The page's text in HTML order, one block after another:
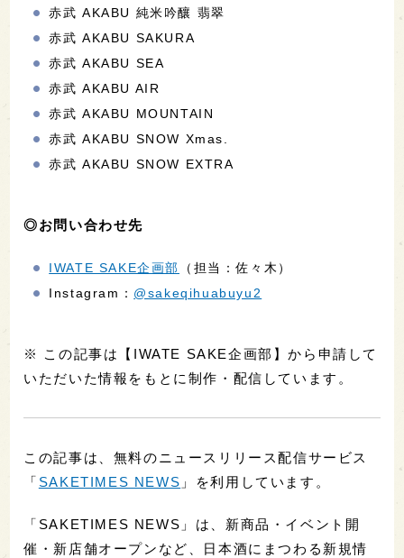
赤武 AKABU 純米吟釀 翡翠
赤武 AKABU SAKURA
赤武 AKABU SEA
赤武 AKABU AIR
赤武 AKABU MOUNTAIN
赤武 AKABU SNOW Xmas.
赤武 AKABU SNOW EXTRA
◎お問い合わせ先
IWATE SAKE企画部
（担当：佐々木）
Instagram： @sakeqihuabuyu2
※ この記事は【IWATE SAKE企画部】から申請して
いただいた情報をもとに制作・配信しています。
この記事は、無料のニュースリリース配信サービス
「 SAKETIMES NEWS 」を利用しています。
「SAKETIMES NEWS」は、新商品・イベント開
催・新店舗オープンなど、日本酒にまつわる新規情